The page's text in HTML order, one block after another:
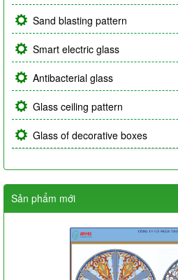
Sand blasting pattern
Smart electric glass
Antibacterial glass
Glass ceiling pattern
Glass of decorative boxes
Sản phẩm mới